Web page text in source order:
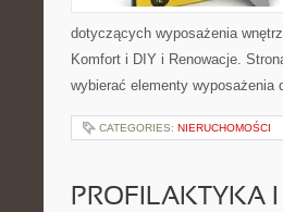
dotyczących wyposażenia
Komfort i DIY i Renowacje.
wybierać elementy wyposażenia
CATEGORIES: NIERUCHOMOŚCI
PROFILAKTYKA